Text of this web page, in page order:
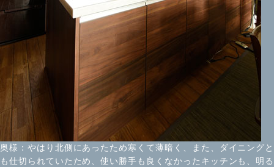
奥様：やはり北側にあったため寒くて薄暗く、また、ダイニングと
も仕切られていたため、使い勝手も良くなかったキッチンも、明る